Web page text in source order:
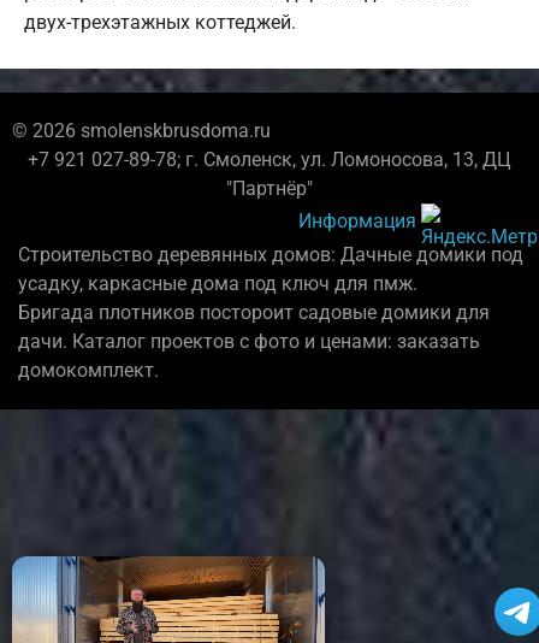
двух-трехэтажных коттеджей.
© 2026 smolenskbrusdoma.ru
+7 921 027-89-78; г. Смоленск, ул. Ломоносова, 13, ДЦ
"Партнёр"
Информация
Строительство деревянных домов: Дачные домики под
усадку, каркасные дома под ключ для пмж.
Бригада плотников постороит садовые домики для
дачи. Каталог проектов с фото и ценами: заказать
домокомплект.